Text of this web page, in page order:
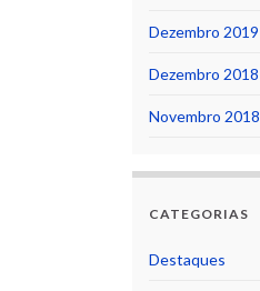
Dezembro 2019
Dezembro 2018
Novembro 2018
CATEGORIAS
Destaques